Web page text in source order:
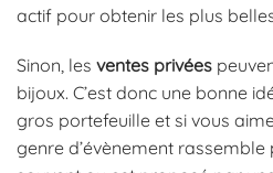
actif pour obtenir les plus
Sinon, les ventes privées
bijoux. C’est donc une bonne
gros portefeuille et si vous
genre d’évènement